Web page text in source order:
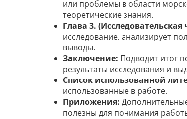
или проблемы в области
теоретические знания.
Глава 3. (Исследовательская
исследование, анализирует
выводы.
Заключение: Подводит итог
результаты исследования и
Список использованной
использованные в работе.
Приложения:
полезны для понимания